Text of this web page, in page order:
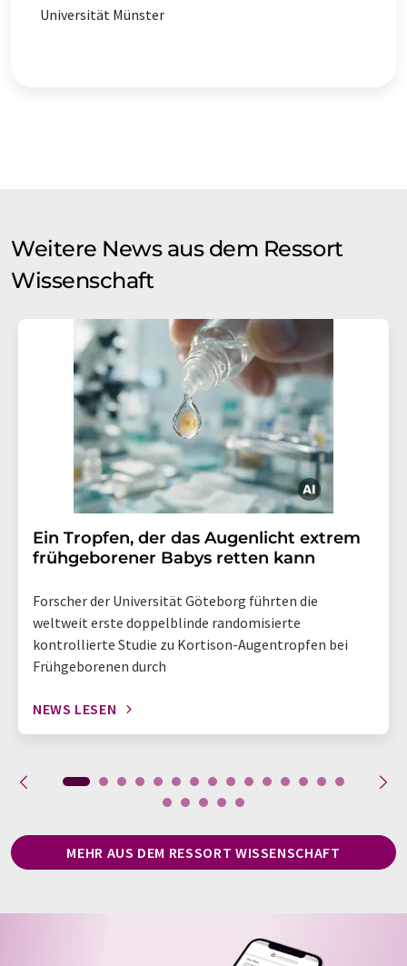
Universität Münster
Weitere News aus dem Ressort
Wissenschaft
Ein Tropfen, der das Augenlicht extrem
frühgeborener Babys retten kann
Forscher der Universität Göteborg führten die
weltweit erste doppelblinde randomisierte
kontrollierte Studie zu Kortison-Augentropfen bei
Frühgeborenen durch
NEWS LESEN
MEHR AUS DEM RESSORT WISSENSCHAFT